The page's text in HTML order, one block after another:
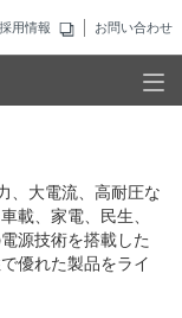
採用情報 お問い合わせ
、大電流、高耐圧な
載、家電、民生、
源技術を搭載した
優れた製品をライ